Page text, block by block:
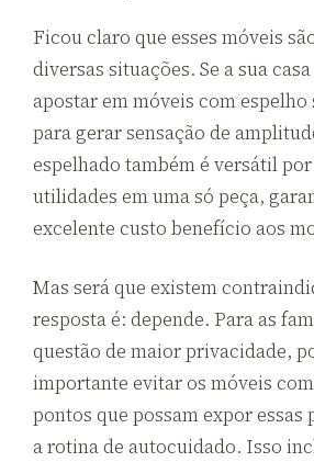
Ficou claro que esses móveis
diversas situações. Se a sua
apostar em móveis com
para gerar sensação de
espelhado também é versátil
utilidades em uma só peça,
excelente custo benefício aos
Mas será que existem
resposta é: depende. Para as
questão de maior privacidade,
importante evitar os móveis
pontos que possam expor essas
a rotina de autocuidado. Isso